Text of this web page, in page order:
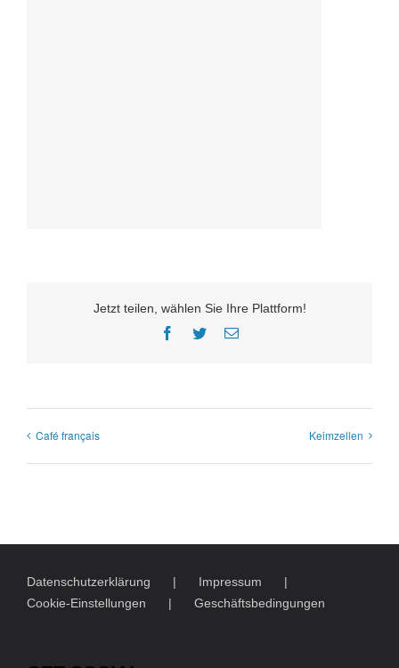
Jetzt teilen, wählen Sie Ihre Plattform!
Facebook
TwitterE-
Café français Keimzellen
Datenschutzerklärung
Impressum
Cookie-Einstellungen
Geschäftsbedingungen